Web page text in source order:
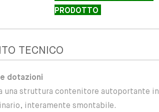
PRODOTTO
TECNICO
dotazioni
una struttura contenitore autoportante in
interamente smontabile.